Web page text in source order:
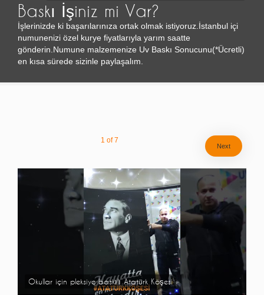
Baskı İşiniz mi Var?
İşlerinizde ki başarılarınıza ortak olmak istiyoruz.İstanbul içi
numunenizi özel kurye fiyatlarıyla yarım saatte
gönderin.Numune malzemenize Uv Baskı Sonucunu(*Ücretli)
en kısa sürede sizinle paylaşalım.
1 of 7
Next
Okullar için pleksiye baskılı Atatürk Köşesi